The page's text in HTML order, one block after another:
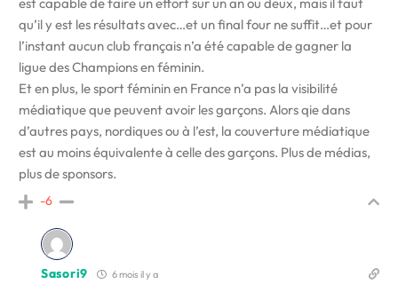
qu’il y est les résultats avec…et un final four ne suffit…et pour
l’instant aucun club français n’a été capable de gagner la
ligue des Champions en féminin.
Et en plus, le sport féminin en France n’a pas la visibilité
médiatique que peuvent avoir les garçons. Alors qie dans
d’autres pays, nordiques ou à l’est, la couverture médiatique
est au moins équivalente à celle des garçons. Plus de médias,
plus de sponsors.
-6
Sasori9 6 mois il y a